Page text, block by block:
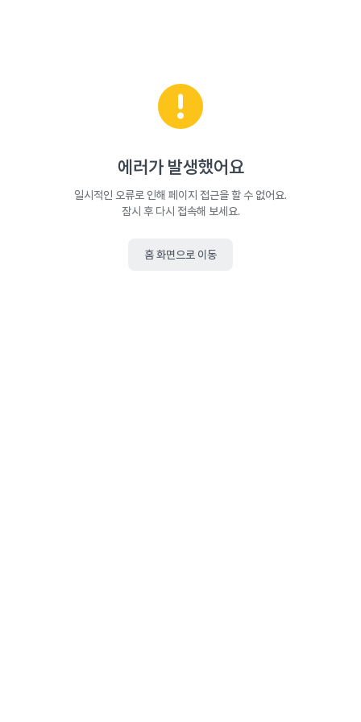
에러가 발생했어요
일시적인 오류로 인해 페이지 접근을 할 수 없어요.
잠시 후 다시 접속해 보세요.
홈 화면으로 이동